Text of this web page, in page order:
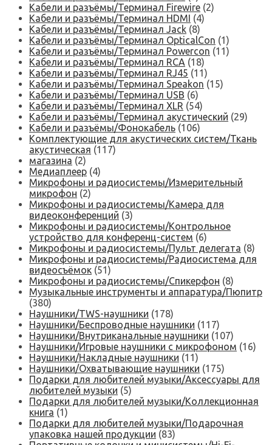
Кабели и разъёмы/Терминал Firewire (2)
Кабели и разъёмы/Терминал HDMI (4)
Кабели и разъёмы/Терминал Jack (8)
Кабели и разъёмы/Терминал OpticalCon (1)
Кабели и разъёмы/Терминал Powercon (11)
Кабели и разъёмы/Терминал RCA (18)
Кабели и разъёмы/Терминал RJ45 (11)
Кабели и разъёмы/Терминал Speakon (15)
Кабели и разъёмы/Терминал USB (6)
Кабели и разъёмы/Терминал XLR (54)
Кабели и разъёмы/Терминал акустический (29)
Кабели и разъёмы/Фонокабель (106)
Комплектующие для акустических систем/Ткань
акустическая (117)
магазина (2)
Медиаплеер (4)
Микрофоны и радиосистемы/Измерительный
микрофон (2)
Микрофоны и радиосистемы/Камера для
видеоконференций (3)
Микрофоны и радиосистемы/Контрольное
устройство для конференц-систем (6)
Микрофоны и радиосистемы/Пульт делегата (8)
Микрофоны и радиосистемы/Радиосистема для
видеосъёмок (51)
Микрофоны и радиосистемы/Спикерфон (8)
Музыкальные инструменты и аппаратура/Пюпитр
(380)
Наушники/TWS-наушники (178)
Наушники/Беспроводные наушники (117)
Наушники/Внутриканальные наушники (107)
Наушники/Игровые наушники с микрофоном (16)
Наушники/Накладные наушники (11)
Наушники/Охватывающие наушники (175)
Подарки для любителей музыки/Аксессуары для
любителей музыки (5)
Подарки для любителей музыки/Коллекционная
книга (1)
Подарки для любителей музыки/Подарочная
упаковка нашей продукции (83)